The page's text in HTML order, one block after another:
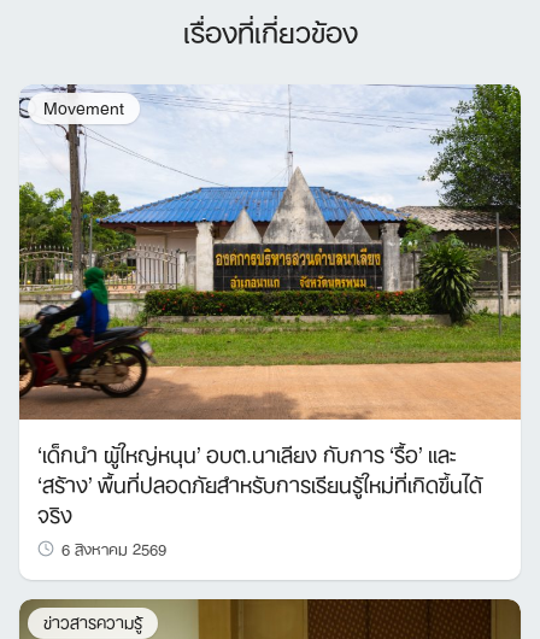
เรื่องที่เกี่ยวข้อง
Movement
‘เด็กนำ ผู้ใหญ่หนุน’ อบต.นาเลียง กับการ ‘รื้อ’ และ
‘สร้าง’ พื้นที่ปลอดภัยสำหรับการเรียนรู้ใหม่ที่เกิดขึ้นได้
จริง
6 สิงหาคม 2569
ข่าวสารความรู้